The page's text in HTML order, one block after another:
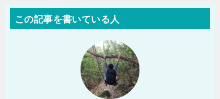
この記事を書いている人